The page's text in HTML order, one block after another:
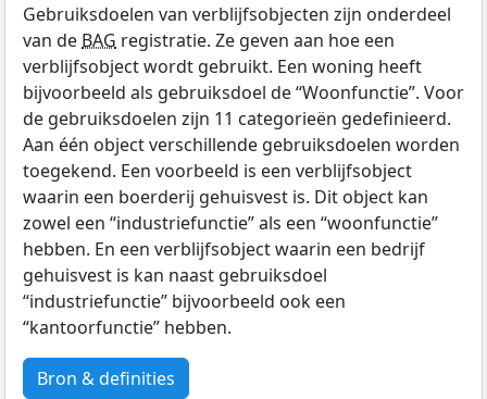
Gebruiksdoelen van verblijfsobjecten zijn onderdeel
van de BAG registratie. Ze geven aan hoe een
verblijfsobject wordt gebruikt. Een woning heeft
bijvoorbeeld als gebruiksdoel de “Woonfunctie”. Voor
de gebruiksdoelen zijn 11 categorieën gedefinieerd.
Aan één object verschillende gebruiksdoelen worden
toegekend. Een voorbeeld is een verblijfsobject
waarin een boerderij gehuisvest is. Dit object kan
zowel een “industriefunctie” als een “woonfunctie”
hebben. En een verblijfsobject waarin een bedrijf
gehuisvest is kan naast gebruiksdoel
“industriefunctie” bijvoorbeeld ook een
“kantoorfunctie” hebben.
Bron & definities